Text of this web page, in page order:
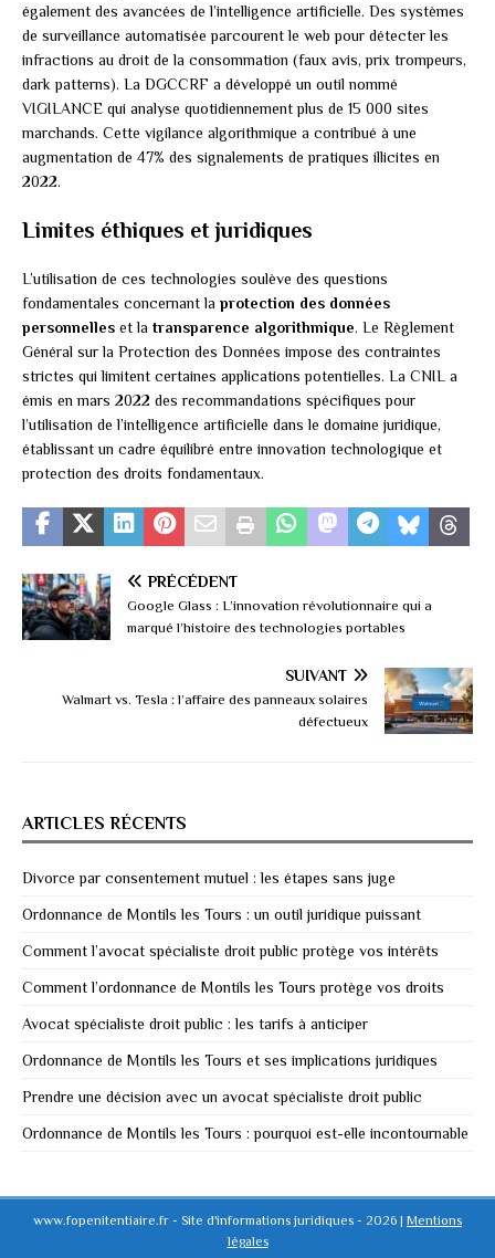
également des avancées de l’intelligence artificielle. Des systèmes
de surveillance automatisée parcourent le web pour détecter les
infractions au droit de la consommation (faux avis, prix trompeurs,
dark patterns). La DGCCRF a développé un outil nommé
VIGILANCE qui analyse quotidiennement plus de 15 000 sites
marchands. Cette vigilance algorithmique a contribué à une
augmentation de 47% des signalements de pratiques illicites en
2022.
Limites éthiques et juridiques
L’utilisation de ces technologies soulève des questions
fondamentales concernant la protection des données
personnelles et la transparence algorithmique. Le Règlement
Général sur la Protection des Données impose des contraintes
strictes qui limitent certaines applications potentielles. La CNIL a
émis en mars 2022 des recommandations spécifiques pour
l’utilisation de l’intelligence artificielle dans le domaine juridique,
établissant un cadre équilibré entre innovation technologique et
protection des droits fondamentaux.
PRÉCÉDENT
Google Glass : L’innovation révolutionnaire qui a
marqué l’histoire des technologies portables
SUIVANT
Walmart vs. Tesla : l’affaire des panneaux solaires
défectueux
ARTICLES RÉCENTS
Divorce par consentement mutuel : les étapes sans juge
Ordonnance de Montils les Tours : un outil juridique puissant
Comment l’avocat spécialiste droit public protège vos intérêts
Comment l’ordonnance de Montils les Tours protège vos droits
Avocat spécialiste droit public : les tarifs à anticiper
Ordonnance de Montils les Tours et ses implications juridiques
Prendre une décision avec un avocat spécialiste droit public
Ordonnance de Montils les Tours : pourquoi est-elle incontournable
www.fopenitentiaire.fr - Site d'informations juridiques - 2026 | Mentions
légales